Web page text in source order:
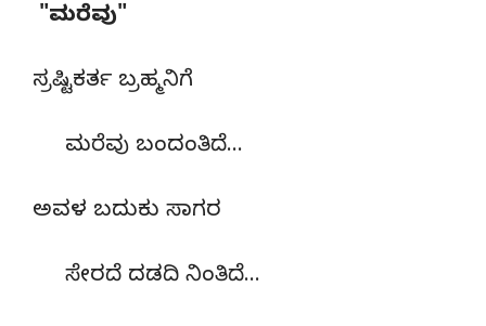
"ಮರೆವು"
ಸ್ರಷ್ಟಿಕರ್ತ ಬ್ರಹ್ಮನಿಗೆ
ಮರೆವು ಬಂದಂತಿದೆ…
ಅವಳ ಬದುಕು ಸಾಗರ
ಸೇರದೆ ದಡದಿ ನಿಂತಿದೆ…